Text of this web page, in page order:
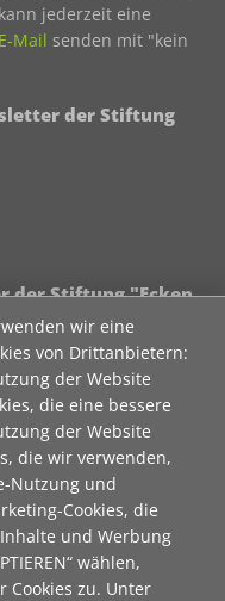
wir eine
von Drittanbietern:
der Website
die eine bessere
der Website
die wir verwenden,
Nutzung und
Cookies, die
und Werbung
wählen,
Cookies zu. Unter
jederzeit eine
E-Mail senden mit "kein
der Stiftung
der Stiftung "Ecken